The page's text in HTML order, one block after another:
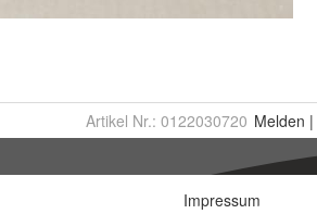
Artikel Nr.: 0122030720 Melden |
Impressum